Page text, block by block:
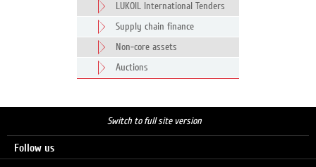
LUKOIL International Tenders
Supply chain finance
Non-core assets
Auctions
Switch to full site version
Follow us